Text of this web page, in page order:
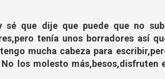
sé que dije que puede que no
tenía unos borradores así
mucha cabeza para
los molesto más,besos,disfruten